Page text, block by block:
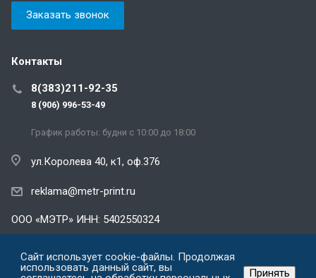
Заказать звонок
Контакты
8(383)211-92-35
8 (906) 996-53-49
График работы: будни с 10:00 до 18:00
ул.Королева 40, к1, оф.376
reklama@metr-print.ru
ООО «МЭТР» ИНН: 5402550324
Сайт использует cookie-файлы. Продолжая
использовать данный сайт, вы
Принять